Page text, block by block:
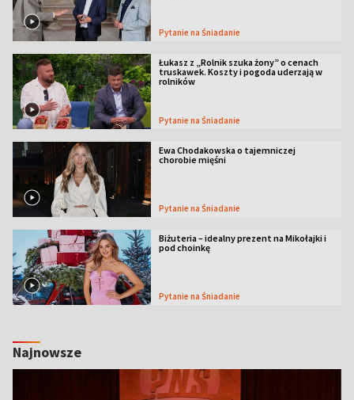
Pytanie na Śniadanie
Łukasz z „Rolnik szuka żony” o cenach
truskawek. Koszty i pogoda uderzają w
rolników
Pytanie na Śniadanie
Ewa Chodakowska o tajemniczej
chorobie mięśni
Pytanie na Śniadanie
Biżuteria – idealny prezent na Mikołajki i
pod choinkę
Pytanie na Śniadanie
Najnowsze